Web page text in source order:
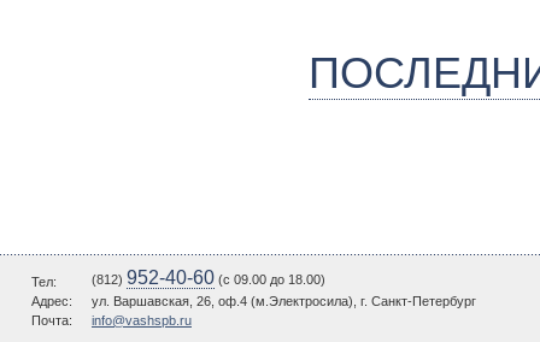
Тел: (812) 952-40-60 (c 09.00 до 18.00)
Адрес:
ул. Варшавская, 26, оф.4 (м.Электросила), г. Санкт-Петербург
Почта:
info@vashspb.ru